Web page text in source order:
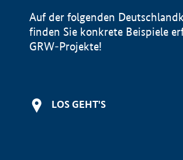
Auf der folgenden
finden Sie konkrete Beispiele
GRW-Projekte!
LOS GEHT'S